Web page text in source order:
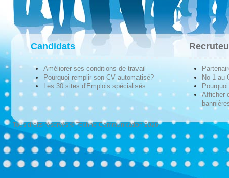
Candidats
Améliorer ses conditions de travail
Pourquoi remplir son CV automatisé?
Les 30 sites d'Emplois spécialisés
No 1 au
Afficher
Tous droits réservés © Techno-Communication 2026